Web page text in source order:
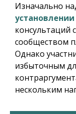
Изначально
консультаций
сообществом
Однако
избыточным
нескольким